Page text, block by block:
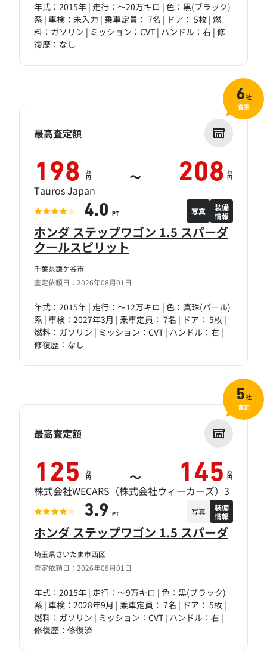
年式：2015年 | 走行：～20万キロ | 色：黒(ブラック)
系 | 車検：未入力 | 乗車定員： 7名 | ドア： 5枚 | 燃
料：ガソリン | ミッション：CVT | ハンドル：右 | 修
復歴：なし
千葉県鎌ケ谷市
査定依頼日：2026年08月01日
ホンダ ステップワゴン 1.5 スパーダ
クールスピリット
年式：2015年 | 走行：～12万キロ | 色：真珠(パール)
系 | 車検：2027年3月 | 乗車定員： 7名 | ドア： 5枚 |
燃料：ガソリン | ミッション：CVT | ハンドル：右 |
修復歴：なし
最高査定額
198 万
円 ～ 208 万
円
Tauros Japan
4.0 PT 写真
装備
情報
6社
査定
埼玉県さいたま市西区
査定依頼日：2026年08月01日
ホンダ ステップワゴン 1.5 スパーダ
年式：2015年 | 走行：～9万キロ | 色：黒(ブラック)
系 | 車検：2028年9月 | 乗車定員： 7名 | ドア： 5枚 |
燃料：ガソリン | ミッション：CVT | ハンドル：右 |
修復歴：修復済
最高査定額
125 万
円 ～ 145 万
円
株式会社WECARS（株式会社ウィーカーズ）3
3.9 PT 写真
装備
情報
5社
査定